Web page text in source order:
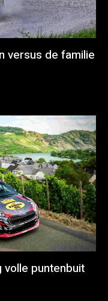
versus de familie
volle puntenbuit